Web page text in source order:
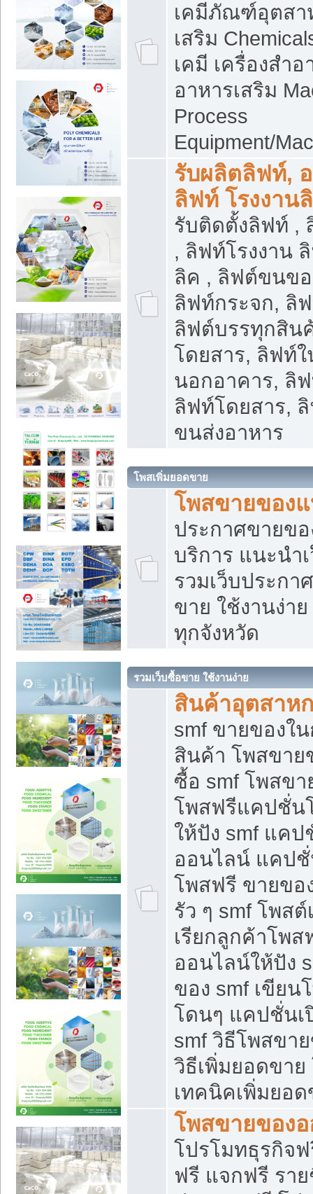
เคมีภัณฑ์อุตสา
เสริม
เคมี เครื่องสำ
อาหารเสริม
Process
Equipment/
รับผลิตลิฟท์,
ลิฟท์ โรงงาน
รับติดตั้งลิฟท์ ,
, ลิฟท์โรงงาน
ลิค , ลิฟต์ขนข
ลิฟท์กระจก, ลิ
ลิฟต์บรรทุกสิน
โดยสาร, ลิฟท์
นอกอาคาร, ลิ
ลิฟท์โดยสาร,
ขนส่งอาหาร
โพสเพิ่มยอดขาย
โพสขายของ
ประกาศขายข
บริการ แนะนำ
รวมเว็บประกา
ขาย ใช้งานง่า
ทุกจังหวัด
รวมเว็บซื้อขาย ใช้งานง่าย
สินค้าอุตสาห
smf ขายของใ
สินค้า โพสขาย
ซื้อ smf โพสข
โพสฟรีแคปชั่น
ให้ปัง smf แค
ออนไลน์ แคป
โพสฟรี ขายขอ
รัว ๆ smf โพส
เรียกลูกค้าโพส
ออนไลน์ให้ปัง
ของ smf เขียน
โดนๆ แคปชั่นเ
smf วิธีโพสขา
วิธีเพิ่มยอดขาย
เทคนิคเพิ่มยอด
โพสขายของ
โปรโมทธุรกิจ
ฟรี แจกฟรี ราย